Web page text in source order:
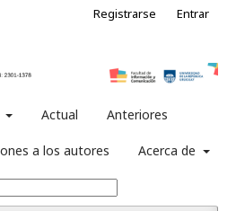
Actual Anteriores
a los autores Acerca de
Registrarse Entrar